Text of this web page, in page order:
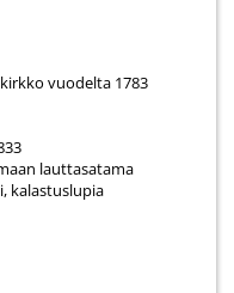
vuo­delta 1783
lauttasatama
kalastuslupia